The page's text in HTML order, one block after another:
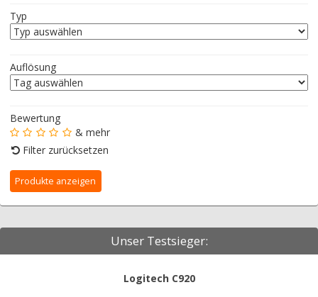
Typ
Auflösung
Bewertung
& mehr
Filter zurücksetzen
Unser Testsieger:
Logitech C920